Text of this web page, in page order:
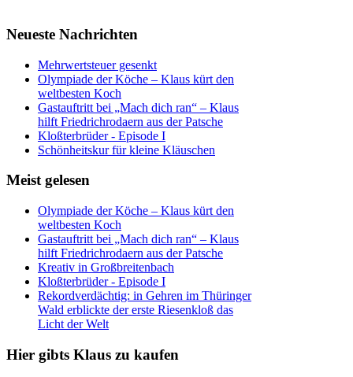
Neueste Nachrichten
Mehrwertsteuer gesenkt
Olympiade der Köche – Klaus kürt den
weltbesten Koch
Gastauftritt bei „Mach dich ran“ – Klaus
hilft Friedrichrodaern aus der Patsche
Kloßterbrüder - Episode I
Schönheitskur für kleine Kläuschen
Meist gelesen
Olympiade der Köche – Klaus kürt den
weltbesten Koch
Gastauftritt bei „Mach dich ran“ – Klaus
hilft Friedrichrodaern aus der Patsche
Kreativ in Großbreitenbach
Kloßterbrüder - Episode I
Rekordverdächtig: in Gehren im Thüringer
Wald erblickte der erste Riesenkloß das
Licht der Welt
Hier gibts Klaus zu kaufen